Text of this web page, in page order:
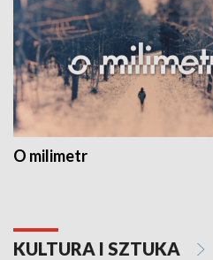
O milimetr
KULTURA I SZTUKA